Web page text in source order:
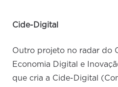
Cide-Digital
Outro projeto no radar do
Economia Digital e
que cria a Cide-Digital